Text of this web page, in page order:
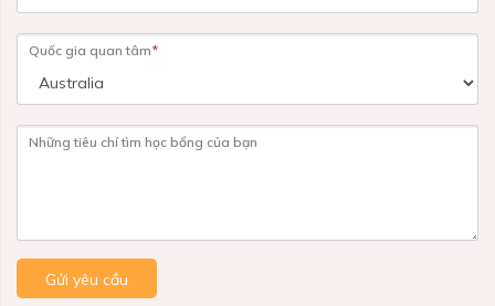
Quốc gia quan tâm*
Những tiêu chí tìm học bổng của bạn
Gửi yêu cầu